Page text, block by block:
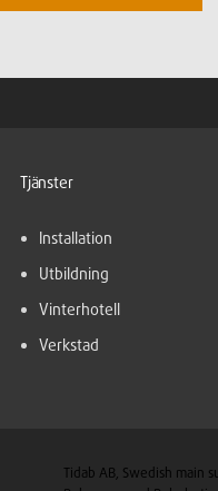
Tjänster
Installation
Utbildning
Vinterhotell
Verkstad
Tidab AB, Swedish main